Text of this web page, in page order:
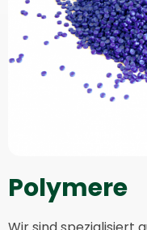
Polymere